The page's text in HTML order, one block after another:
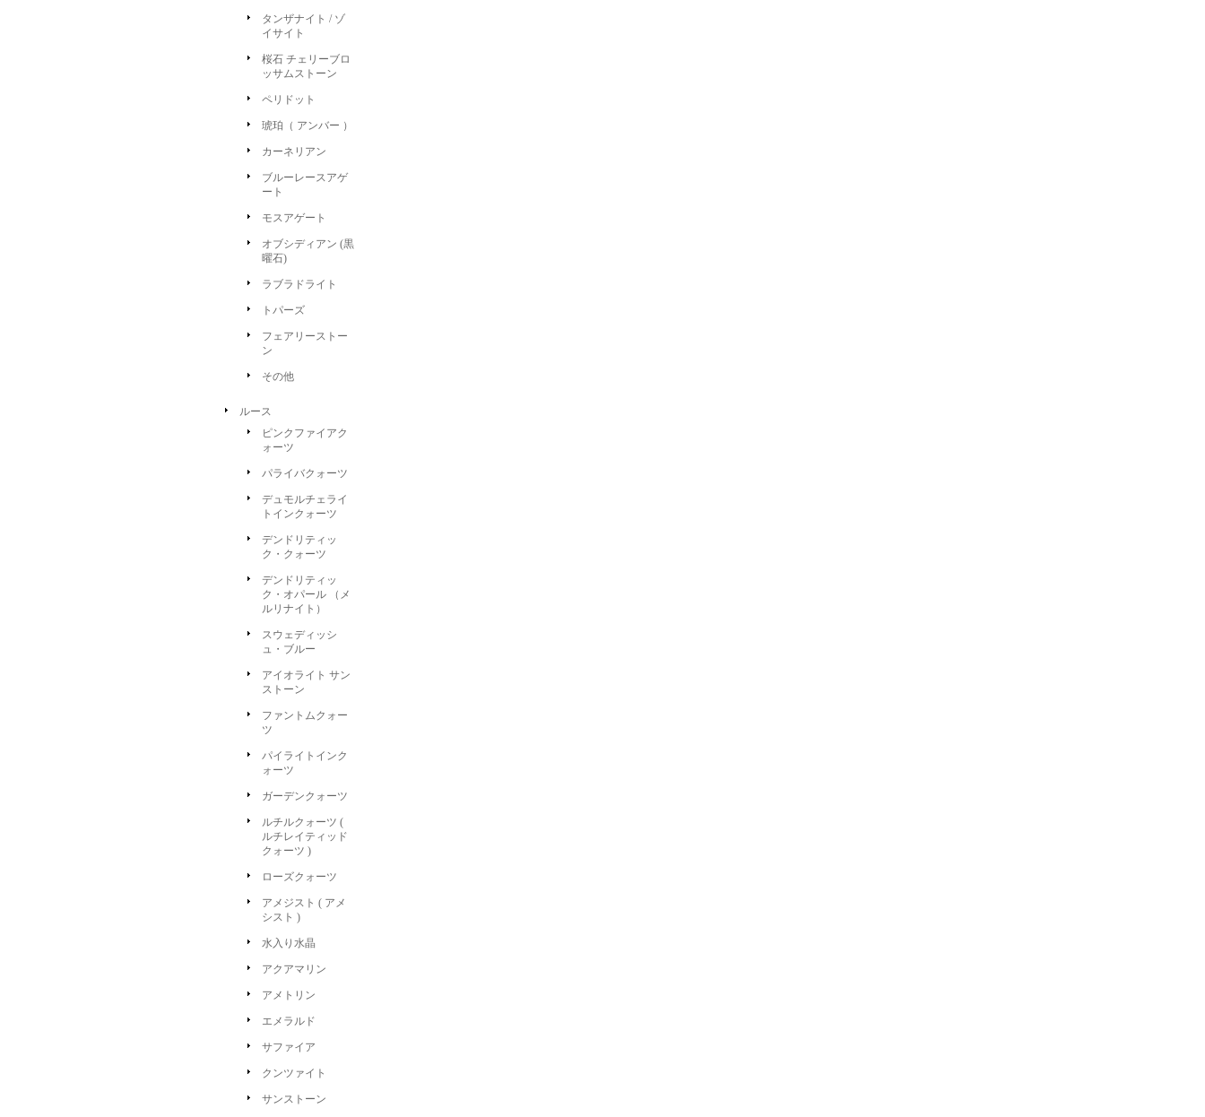
タンザナイト / ゾ
イサイト
桜石 チェリーブロ
ッサムストーン
ペリドット
琥珀（ アンバー ）
カーネリアン
ブルーレースアゲ
ート
モスアゲート
オブシディアン (黒
曜石)
ラブラドライト
トパーズ
フェアリーストー
ン
その他
ルース
ピンクファイアク
ォーツ
パライバクォーツ
デュモルチェライ
トインクォーツ
デンドリティッ
ク・クォーツ
デンドリティッ
ク・オパール （メ
ルリナイト）
スウェディッシ
ュ・ブルー
アイオライト サン
ストーン
ファントムクォー
ツ
パイライトインク
ォーツ
ガーデンクォーツ
ルチルクォーツ (
ルチレイティッド
クォーツ )
ローズクォーツ
アメジスト ( アメ
シスト )
水入り水晶
アクアマリン
アメトリン
エメラルド
サファイア
クンツァイト
サンストーン